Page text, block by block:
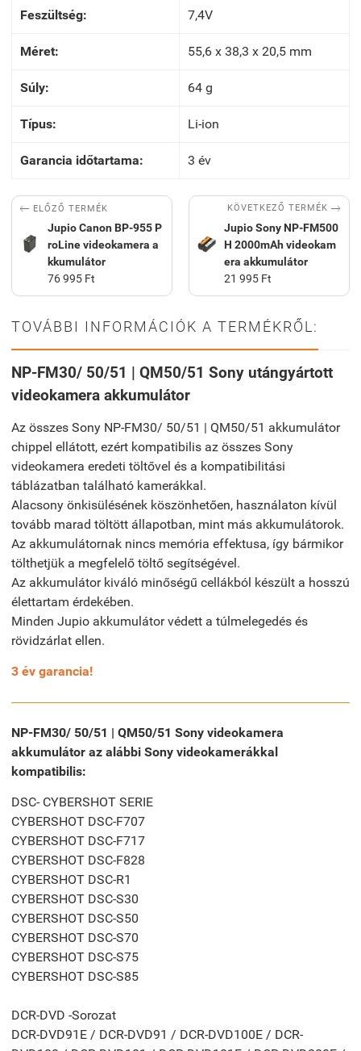
Feszültség: 7,4V
Méret: 55,6 x 38,3 x 20,5 mm
Súly: 64 g
Típus: Li-ion
Garancia időtartama: 3 év
 ELŐZŐ TERMÉK
Jupio Canon BP-955 P
roLine videokamera a
kkumulátor
76 995 Ft
KÖVETKEZŐ TERMÉK 
Jupio Sony NP-FM500
H 2000mAh videokam
era akkumulátor
21 995 Ft
TOVÁBBI INFORMÁCIÓK A TERMÉKRŐL:
NP-FM30/ 50/51 | QM50/51 Sony utángyártott
videokamera akkumulátor
Az összes Sony NP-FM30/ 50/51 | QM50/51 akkumulátor
chippel ellátott, ezért kompatibilis az összes Sony
videokamera eredeti töltővel és a kompatibilitási
táblázatban található kamerákkal.
Alacsony önkisülésének köszönhetően, használaton kívül
tovább marad töltött állapotban, mint más akkumulátorok.
Az akkumulátornak nincs memória effektusa, így bármikor
tölthetjük a megfelelő töltő segítségével.
Az akkumulátor kiváló minőségű cellákból készült a hosszú
élettartam érdekében.
Minden Jupio akkumulátor védett a túlmelegedés és
rövidzárlat ellen.
3 év garancia!
NP-FM30/ 50/51 | QM50/51 Sony videokamera
akkumulátor az alábbi Sony videokamerákkal
kompatibilis:
DSC- CYBERSHOT SERIE
CYBERSHOT DSC-F707
CYBERSHOT DSC-F717
CYBERSHOT DSC-F828
CYBERSHOT DSC-R1
CYBERSHOT DSC-S30
CYBERSHOT DSC-S50
CYBERSHOT DSC-S70
CYBERSHOT DSC-S75
CYBERSHOT DSC-S85
DCR-DVD -Sorozat
DCR-DVD91E / DCR-DVD91 / DCR-DVD100E / DCR-